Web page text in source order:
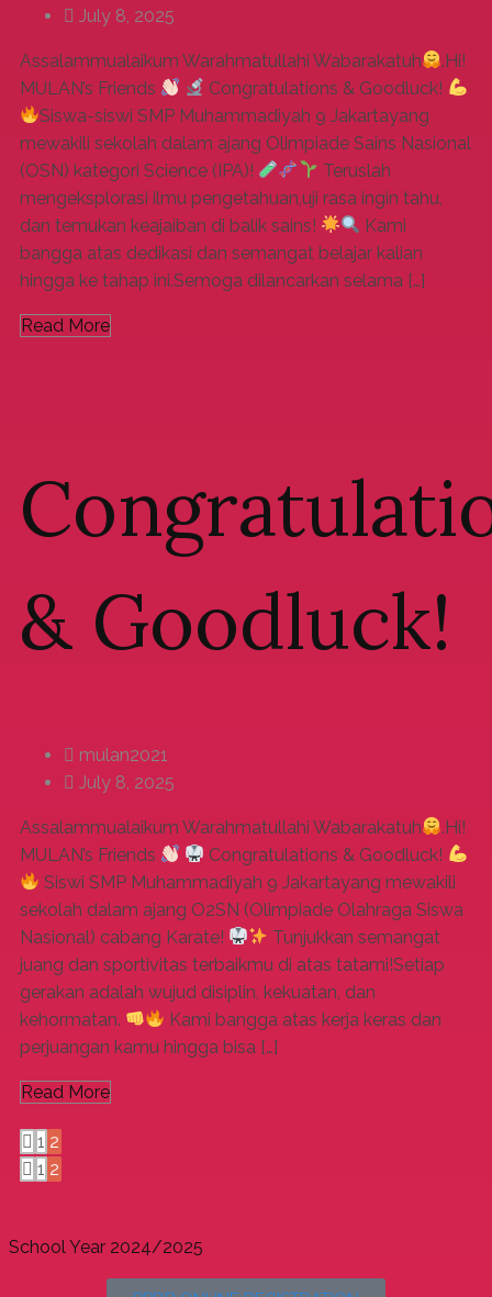
July 8, 2025
Assalammualaikum Warahmatullahi Wabarakatuh
.Hi!
MULAN’s Friends
Congratulations & Goodluck!
Siswa-siswi SMP Muhammadiyah 9 Jakartayang
mewakili sekolah dalam ajang Olimpiade Sains Nasional
(OSN) kategori Science (IPA)!
Teruslah
mengeksplorasi ilmu pengetahuan,uji rasa ingin tahu,
dan temukan keajaiban di balik sains!
Kami
bangga atas dedikasi dan semangat belajar kalian
hingga ke tahap ini.Semoga dilancarkan selama […]
Read More
& Goodluck!
mulan2021
July 8, 2025
Assalammualaikum Warahmatullahi Wabarakatuh
.Hi!
MULAN’s Friends
Congratulations & Goodluck!
Siswi SMP Muhammadiyah 9 Jakartayang mewakili
sekolah dalam ajang O2SN (Olimpiade Olahraga Siswa
Nasional) cabang Karate!
Tunjukkan semangat
juang dan sportivitas terbaikmu di atas tatami!Setiap
gerakan adalah wujud disiplin, kekuatan, dan
kehormatan.
Kami bangga atas kerja keras dan
perjuangan kamu hingga bisa […]
Read More
1 2
1 2
School Year 2024/2025